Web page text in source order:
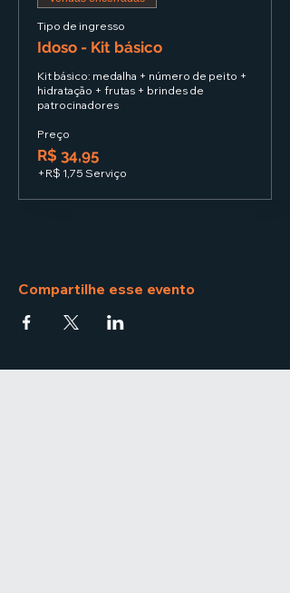
Tipo de ingresso
Idoso - Kit básico
Kit básico: medalha + número de peito +
hidratação + frutas + brindes de
patrocinadores
Preço
R$ 34,95
+R$ 1,75 Serviço
Compartilhe esse evento